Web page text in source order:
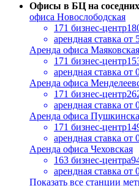
Офисы в БЦ на
офиса Новослободская
171 бизнес-центр
арендная ставка от
Аренда офиса Маяковская
171 бизнес-центр
арендная ставка от
Аренда офиса
171 бизнес-центр
арендная ставка от
Аренда офиса
171 бизнес-центр
арендная ставка от
Аренда офиса Чеховская
163 бизнес-центра
арендная ставка от
Показать все станции